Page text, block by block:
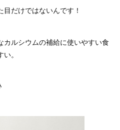
だけではないんです！
ルシウムの補給に使いやすい食
。